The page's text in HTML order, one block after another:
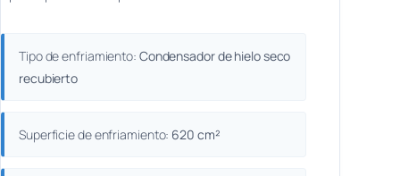
Tipo de enfriamiento: Condensador de hielo seco
recubierto
Superficie de enfriamiento: 620 cm²